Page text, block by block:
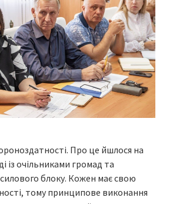
Про це йшлося на
із очільниками громад та
блоку. Кожен має свою
тому принципове виконання